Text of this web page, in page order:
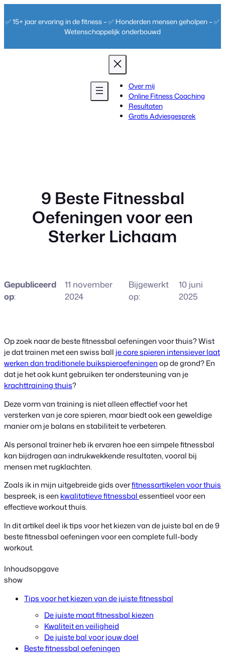
naar
✅ 15+ jaar ervaring in de fitness – ✅ Honderden mensen geholpen – ✅
Wetenschappelijk onderbouwd
Over mij
Online Fitness Coaching
Resultaten
Gratis Adviesgesprek
9 Beste Fitnessbal
Oefeningen voor een
Sterker Lichaam
Gepubliceerd
op:
11 november
2024
Bijgewerkt
op:
10 juni
2025
Op zoek naar de beste fitnessbal oefeningen voor thuis? Wist
je dat trainen met een swiss ball je core spieren intensiever laat
werken dan traditionele buikspieroefeningenop de grond? En
dat je het ook kunt gebruiken ter ondersteuning van je
krachttraining thuis?
Deze vorm van training is niet alleen effectief voor het
versterken van je core spieren, maar biedt ook een geweldige
manier om je balans en stabiliteit te verbeteren.
Als personal trainer heb ik ervaren hoe een simpele fitnessbal
kan bijdragen aan indrukwekkende resultaten, vooral bij
mensen met rugklachten.
Zoals ik in mijn uitgebreide gids overfitnessartikelen voor thuis
bespreek, is een kwalitatieve fitnessbalessentieel voor een
effectieve workout thuis.
In dit artikel deel ik tips voor het kiezen van de juiste bal en de 9
beste fitnessbal oefeningen voor een complete full-body
workout.
Inhoudsopgave
show
Tips voor het kiezen van de juiste fitnessbal
De juiste maat fitnessbal kiezen
Kwaliteit en veiligheid
De juiste bal voor jouw doel
Beste fitnessbal oefeningen